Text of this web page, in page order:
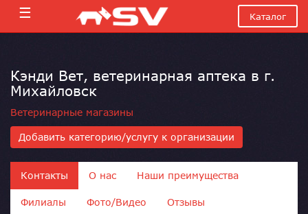
☰ Каталог
Кэнди Вет, ветеринарная аптека в г.
Михайловск
Ветеринарные магазины
Добавить категорию/услугу к организации
Контакты О нас Наши преимущества
Филиалы Фото/Видео Отзывы